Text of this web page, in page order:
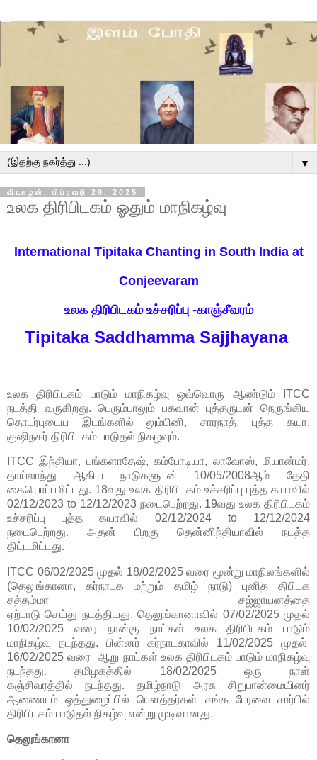
▼
வியாழன், பிப்ரவரி 20, 2025
உலக திரிபிடகம் ஓதும் மாநிகழ்வு
International Tipitaka Chanting in South India at
Conjeevaram
உலக திரிபிடகம் உச்சரிப்பு-காஞ்சீவரம்
Tipitaka Saddhamma Sajjhayana
உலக திரிபிடகம் பாடும் மாநிகழ்வு ஒவ்வொரு ஆண்டும் ITCC
நடத்தி வருகிறது. பெரும்பாலும் பகவான் புத்தருடன் நெருங்கிய
தொடர்புடைய இடங்களில் லும்பினி, சாரநாத், புத்த கயா,
குஷிநகர் திரிபிடகம் பாடுதல் நிகழவும்.
ITCC இந்தியா, பங்களாதேஷ், கம்போடியா, லாவோஸ், மியான்மர்,
தாய்லாந்து ஆகிய நாடுகளுடன் 10/05/2008ஆம் தேதி
கையொப்பமிட்டது. 18வது உலக திரிபிடகம் உச்சரிப்பு புத்த கயாவில்
02/12/2023 to 12/12/2023 நடைபெற்றது. 19வது உலக திரிபிடகம்
உச்சரிப்பு புத்த கயாவில் 02/12/2024 to 12/12/2024
நடைபெற்றது. அதன் பிறகு தென்னிந்தியாவில் நடத்த
திட்டமிட்டது.
ITCC 06/02/2025 முதல் 18/02/2025 வரை மூன்று மாநிலங்களில்
(தெலுங்கானா,கர்நாடகமற்றும் தமிழ் நாடு) புனித திபிடக
சத்தம்மா சஜ்ஜாயனத்தை
ஏற்பாடுசெய்து நடத்தியது.தெலுங்கானாவில் 07/02/2025முதல்
10/02/2025 வரைநான்கு நாட்கள் உலக திரிபிடகம் பாடும்
மாநிகழ்வு நடந்தது. பின்னர்கர்நாடகாவில் 11/02/2025முதல்
16/02/2025வரை ஆறு நாட்கள் உலக திரிபிடகம் பாடும் மாநிகழ்வு
நடந்தது.தமிழகத்தில் 18/02/2025 ஒரு நாள்
கஞ்சிவரத்தில் நடந்தது. தமிழ்நாடு அரசு சிறுபான்மையினர்
ஆணையம் ஒத்துழைப்பில் பௌத்தர்கள் சங்க பேரவை சார்பில்
திரிபிடகம் பாடுதல் நிகழ்வு என்று முடிவானது.
தெலுங்கானா